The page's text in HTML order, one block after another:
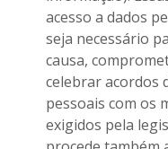
acesso a dados
seja necessário
causa,
celebrar acordos
pessoais com os
exigidos pela